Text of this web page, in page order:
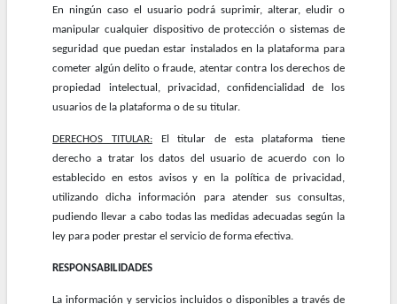
En ningún caso el usuario podrá suprimir, alterar, eludir o
manipular cualquier dispositivo de protección o sistemas de
seguridad que puedan estar instalados en la plataforma para
cometer algún delito o fraude, atentar contra los derechos de
propiedad intelectual, privacidad, confidencialidad de los
usuarios de la plataforma o de su titular.
DERECHOS TITULAR:El titular de esta plataforma tiene
derecho a tratar los datos del usuario de acuerdo con lo
establecido en estos avisos y en la política de privacidad,
utilizando dicha información para atender sus consultas,
pudiendo llevar a cabo todas las medidas adecuadas según la
ley para poder prestar el servicio de forma efectiva.
RESPONSABILIDADES
La información y servicios incluidos o disponibles a través de